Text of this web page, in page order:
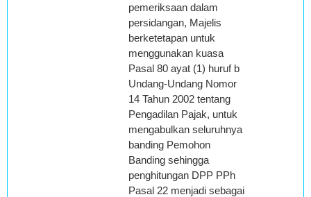
pemeriksaan dalam
persidangan, Majelis
berketetapan untuk
menggunakan kuasa
Pasal 80 ayat (1) huruf b
Undang-Undang Nomor
14 Tahun 2002 tentang
Pengadilan Pajak, untuk
mengabulkan seluruhnya
banding Pemohon
Banding sehingga
penghitungan DPP PPh
Pasal 22 menjadi sebagai